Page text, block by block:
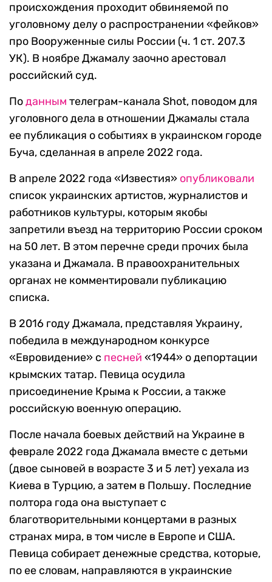
происхождения проходит обвиняемой по
уголовному делу о распространении «фейков»
про Вооруженные силы России (ч. 1 ст. 207.3
УК). В ноябре Джамалу заочно арестовал
российский суд.
Поданным телеграм-канала Shot, поводом для
уголовного дела в отношении Джамалы стала
ее публикация о событиях в украинском городе
Буча, сделанная в апреле 2022 года.
В апреле 2022 года «Известия» опубликовали
список украинских артистов, журналистов и
работников культуры, которым якобы
запретили въезд на территорию России сроком
на 50 лет. В этом перечне среди прочих была
указана и Джамала. В правоохранительных
органах не комментировали публикацию
списка.
В 2016 году Джамала, представляя Украину,
победила в международном конкурсе
«Евровидение» с песней «1944» о депортации
крымских татар. Певица осудила
присоединение Крыма к России, а также
российскую военную операцию.
После начала боевых действий на Украине в
феврале 2022 года Джамала вместе с детьми
(двое сыновей в возрасте 3 и 5 лет) уехала из
Киева в Турцию, а затем в Польшу. Последние
полтора года она выступает с
благотворительными концертами в разных
странах мира, в том числе в Европе и США.
Певица собирает денежные средства, которые,
по ее словам, направляются в украинские